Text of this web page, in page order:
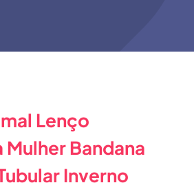
Lenço
Bandana
Inverno